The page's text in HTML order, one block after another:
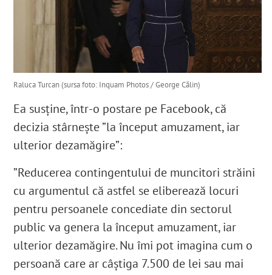
Raluca Turcan (sursa foto: Inquam Photos / George Călin)
Ea susține, într-o postare pe Facebook, că
decizia stârnește ”la început amuzament, iar
ulterior dezamăgire”:
”Reducerea contingentului de muncitori străini
cu argumentul că astfel se eliberează locuri
pentru persoanele concediate din sectorul
public va genera la început amuzament, iar
ulterior dezamăgire. Nu îmi pot imagina cum o
persoană care ar câștiga 7.500 de lei sau mai